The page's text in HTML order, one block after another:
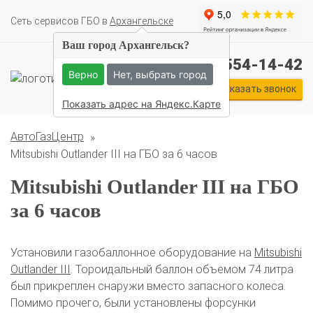
Cеть сервисов ГБО в Архангельске
Комплекты ГБО на иномарки:
BMW
Hyundai Infiniti KIA
Lexus
Mazda Mercedes Mitsubishi Nissan
Volkswagen
+7 (911) 554-14-42
Заказать звонок
АвтоГазЦентр
Mitsubishi Outlander III на ГБО за 6 часов
Mitsubishi Outlander III на ГБО
за 6 часов
Установили газобаллонное оборудование на Mitsubishi
Outlander III . Тороидальный баллон объемом 74 литра
был прикреплен снаружи вместо запасного колеса.
Помимо прочего, были установлены форсунки
Ваш город Архангельск?
Верно Нет, выбрать город
Показать адрес на Яндекс.Карте